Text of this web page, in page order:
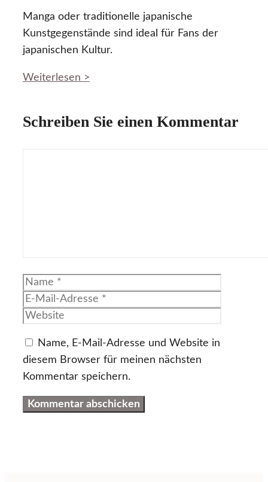
Manga oder traditionelle japanische
Kunstgegenstände sind ideal für Fans der
japanischen Kultur.
Weiterlesen >
Schreiben Sie einen Kommentar
Name
Name, E-Mail-Adresse und Website in
diesem Browser für meinen nächsten
Kommentar speichern.